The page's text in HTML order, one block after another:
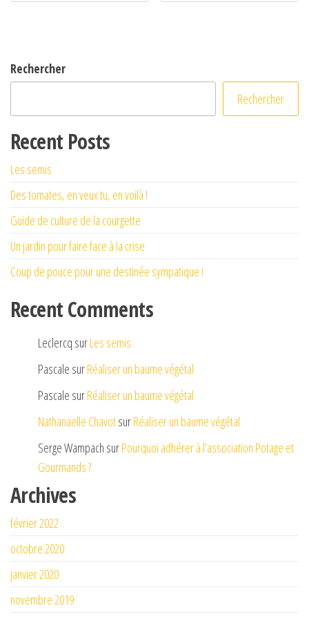
Rechercher
Rechercher
Recent Posts
Les semis
Des tomates, en veux tu, en voilà !
Guide de culture de la courgette
Un jardin pour faire face à la crise
Coup de pouce pour une destinée sympatique !
Recent Comments
Leclercq surLes semis
Pascale surRéaliser un baume végétal
Pascale surRéaliser un baume végétal
Nathanaelle ChavotsurRéaliser un baume végétal
Serge Wampach surPourquoi adhérer à l’association Potage et
Gourmands ?
Archives
février 2022
octobre 2020
janvier 2020
novembre 2019